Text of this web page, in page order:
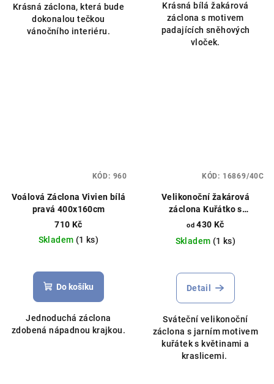
z
5
hvězdiček.
Krásná záclona, která bude
dokonalou tečkou
vánočního interiéru.
Krásná bílá žakárová
záclona s motivem
padajících sněhových
vloček.
Voálová Záclona Vivien bílá
pravá 400x160cm
710 Kč
Skladem (1 ks)
hodnocení
produktu
z
5
Do košíku
Jednoduchá záclona
zdobená nápadnou krajkou.
KÓD: 960
Velikonoční žakárová
záclona Kuřátko s
kraslicemi vajíčky šířka
od 430 Kč
Skladem (1 ks)
Detail
Sváteční velikonoční
záclona s jarním motivem
kuřátek s květinami a
kraslicemi.
KÓD: 16869/40C